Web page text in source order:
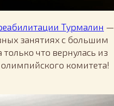
Турмалин —
занятиях с большим
что вернулась из
комитета!